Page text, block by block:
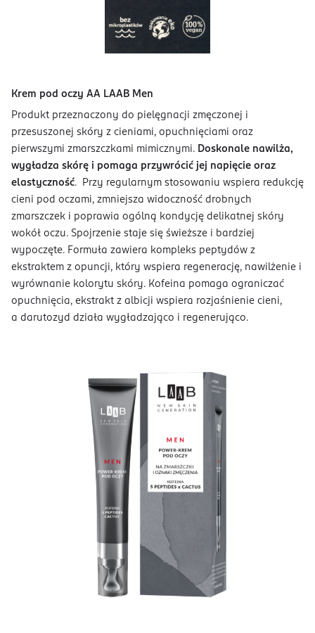
Krem pod oczy AA LAAB Men
Produkt przeznaczony do pielęgnacji zmęczonej i
przesuszonej skóry z cieniami, opuchnięciami oraz
pierwszymi zmarszczkami mimicznymi. Doskonale nawilża,
wygładza skórę i pomaga przywrócić jej napięcie oraz
elastyczność. Przy regularnym stosowaniu wspiera redukcję
cieni pod oczami, zmniejsza widoczność drobnych
zmarszczek i poprawia ogólną kondycję delikatnej skóry
wokół oczu. Spojrzenie staje się świeższe i bardziej
wypoczęte. Formuła zawiera kompleks peptydów z
ekstraktem z opuncji, który wspiera regenerację, nawilżenie i
wyrównanie kolorytu skóry. Kofeina pomaga ograniczać
opuchnięcia, ekstrakt z albicji wspiera rozjaśnienie cieni,
a darutozyd działa wygładzająco i regenerująco.